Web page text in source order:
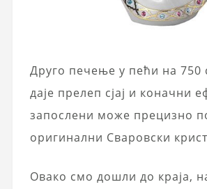
Друго печење у пећи на 750
даје прелеп сјај и коначни
запослени може прецизно
оригинални Сваровски
Овако смо дошли до краја,